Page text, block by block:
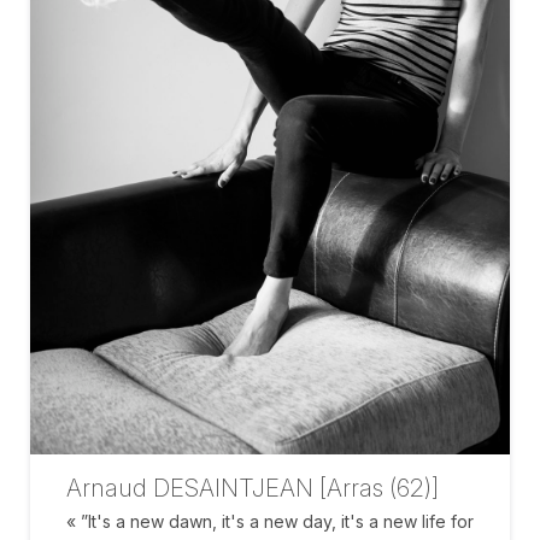
Arnaud DESAINTJEAN [Arras (62)]
« ”It's a new dawn, it's a new day, it's a new life for